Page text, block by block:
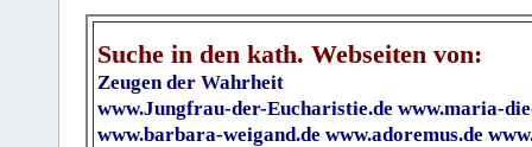
Suche in den kath. Webseiten von:
Zeugen der Wahrheit
www.Jungfrau-der-Eucharistie.de www.maria-
www.barbara-weigand.de www.adoremus.de